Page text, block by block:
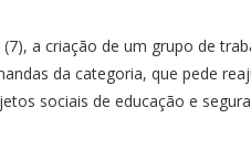
a criação de um grupo de
da categoria, que pede
sociais de educação e